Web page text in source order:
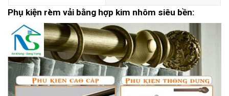
Phụ kiện rèm vải bằng hợp kim nhôm siêu bền: